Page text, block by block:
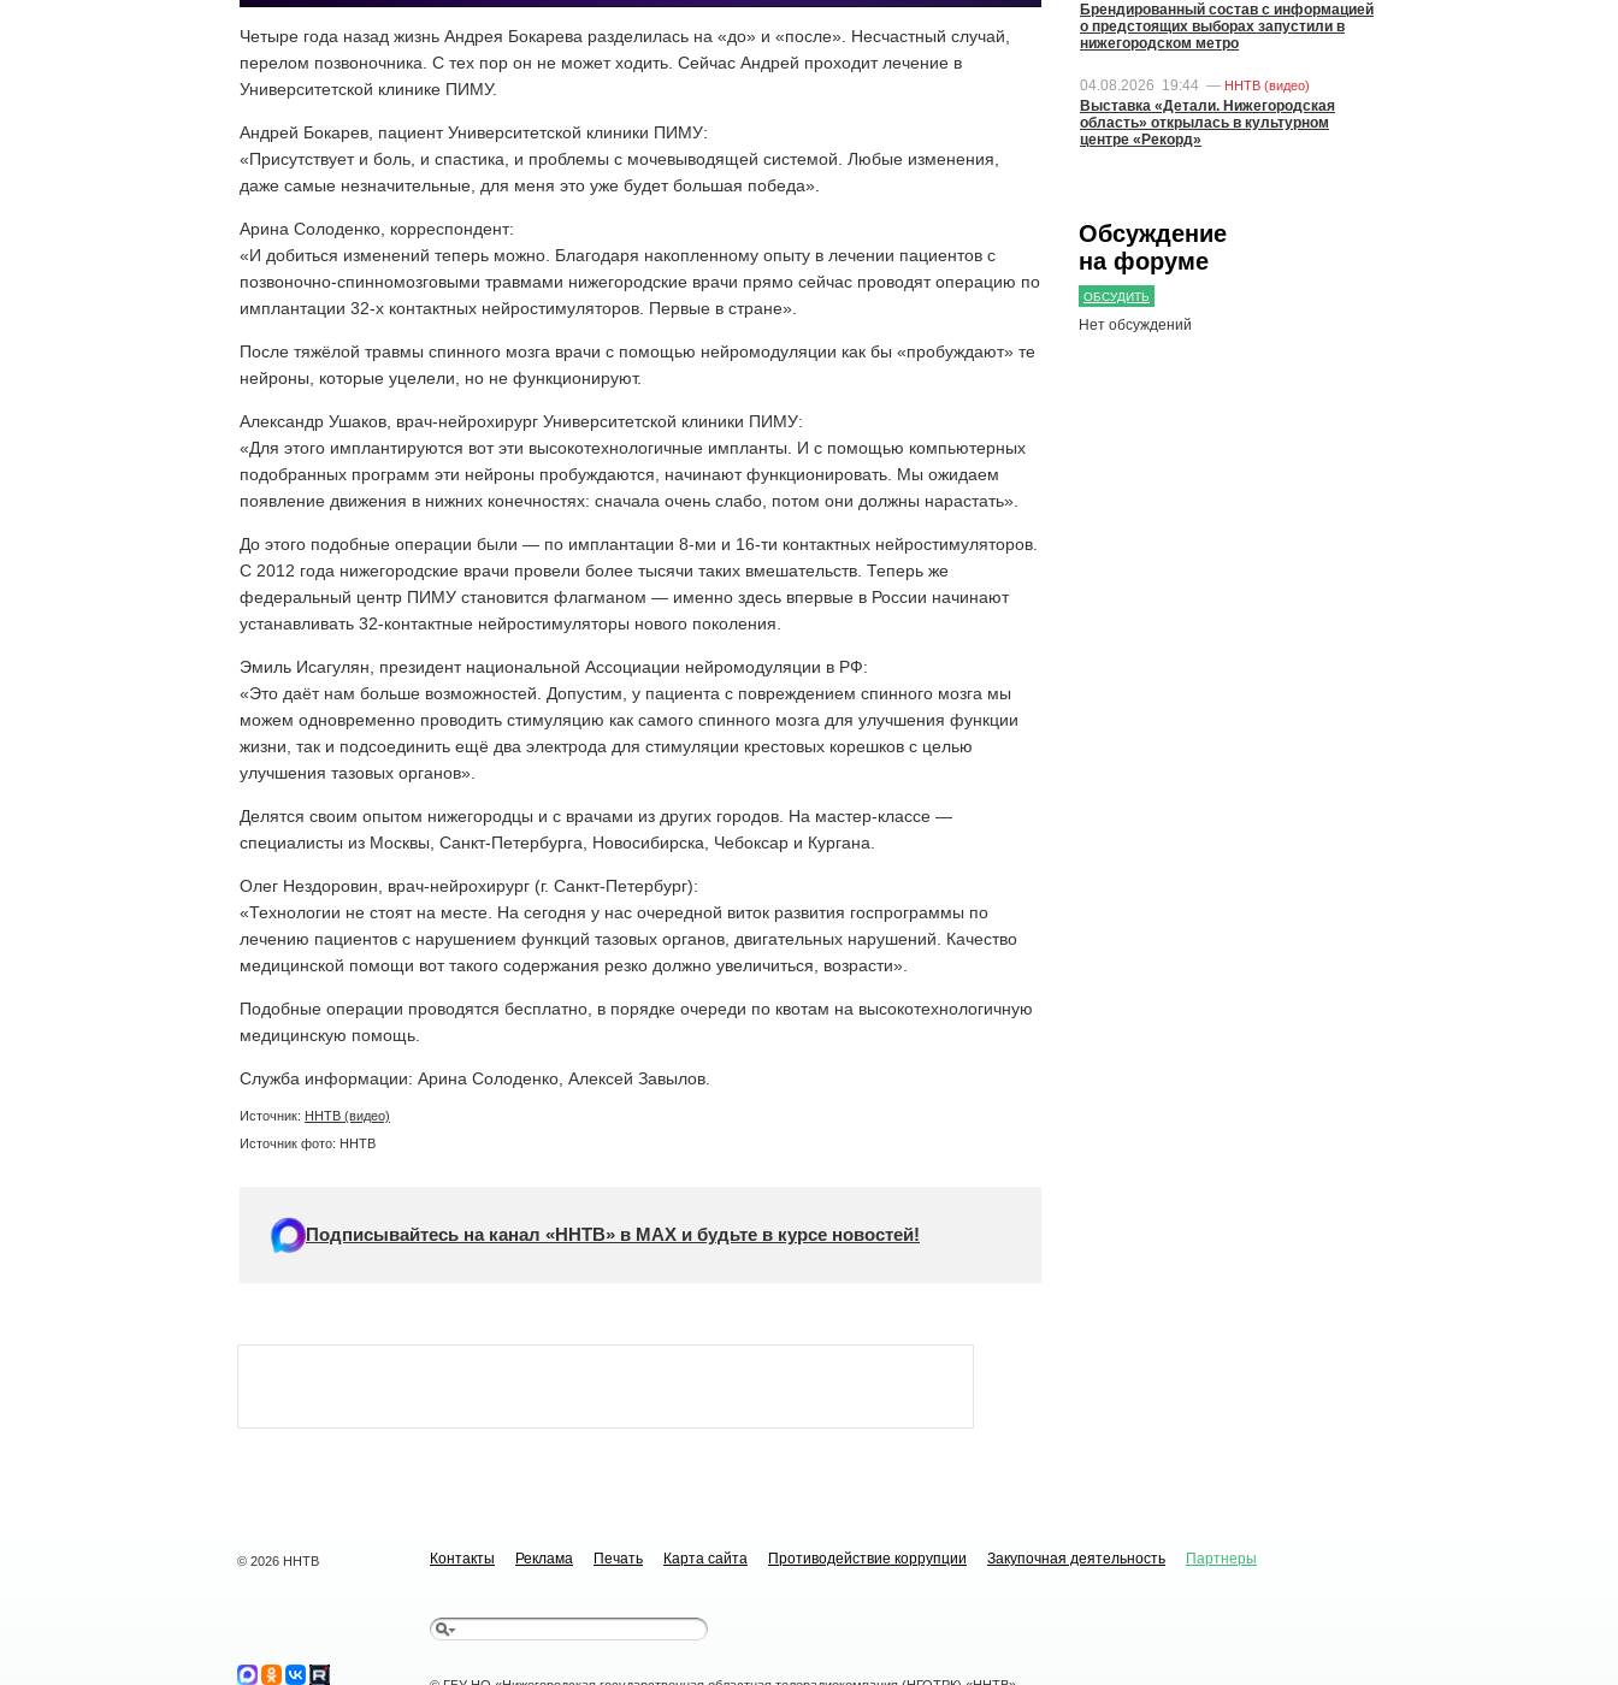
Четыре года назад жизнь Андрея Бокарева разделилась на «до» и «после». Несчастный случай,
перелом позвоночника. С тех пор он не может ходить. Сейчас Андрей проходит лечение в
Университетской клинике ПИМУ.
Андрей Бокарев, пациент Университетской клиники ПИМУ:
«Присутствует и боль, и спастика, и проблемы с мочевыводящей системой. Любые изменения,
даже самые незначительные, для меня это уже будет большая победа».
Арина Солоденко, корреспондент:
«И добиться изменений теперь можно. Благодаря накопленному опыту в лечении пациентов с
позвоночно-спинномозговыми травмами нижегородские врачи прямо сейчас проводят операцию по
имплантации 32-х контактных нейростимуляторов. Первые в стране».
После тяжёлой травмы спинного мозга врачи с помощью нейромодуляции как бы «пробуждают» те
нейроны, которые уцелели, но не функционируют.
Александр Ушаков, врач-нейрохирург Университетской клиники ПИМУ:
«Для этого имплантируются вот эти высокотехнологичные импланты. И с помощью компьютерных
подобранных программ эти нейроны пробуждаются, начинают функционировать. Мы ожидаем
появление движения в нижних конечностях: сначала очень слабо, потом они должны нарастать».
До этого подобные операции были — по имплантации 8-ми и 16-ти контактных нейростимуляторов.
С 2012 года нижегородские врачи провели более тысячи таких вмешательств. Теперь же
федеральный центр ПИМУ становится флагманом — именно здесь впервые в России начинают
устанавливать 32-контактные нейростимуляторы нового поколения.
Эмиль Исагулян, президент национальной Ассоциации нейромодуляции в РФ:
«Это даёт нам больше возможностей. Допустим, у пациента с повреждением спинного мозга мы
можем одновременно проводить стимуляцию как самого спинного мозга для улучшения функции
жизни, так и подсоединить ещё два электрода для стимуляции крестовых корешков с целью
улучшения тазовых органов».
Делятся своим опытом нижегородцы и с врачами из других городов. На мастер-классе —
специалисты из Москвы, Санкт-Петербурга, Новосибирска, Чебоксар и Кургана.
Олег Нездоровин, врач-нейрохирург (г. Санкт-Петербург):
«Технологии не стоят на месте. На сегодня у нас очередной виток развития госпрограммы по
лечению пациентов с нарушением функций тазовых органов, двигательных нарушений. Качество
медицинской помощи вот такого содержания резко должно увеличиться, возрасти».
Подобные операции проводятся бесплатно, в порядке очереди по квотам на высокотехнологичную
медицинскую помощь.
Служба информации: Арина Солоденко, Алексей Завылов.
Источник: ННТВ (видео)
Источник фото: ННТВ
Подписывайтесь на канал «ННТВ» в МАХ и будьте в курсе новостей!
Брендированный состав с информацией
о предстоящих выборах запустили в
нижегородском метро
04.08.2026 19:44 — ННТВ (видео)
Выставка «Детали. Нижегородская
область» открылась в культурном
центре «Рекорд»
Обсуждение
на форуме
ОБСУДИТЬ
Нет обсуждений
© 2026 ННТВ Контакты Реклама Печать Карта сайта Противодействие коррупции Закупочная деятельность Партнеры